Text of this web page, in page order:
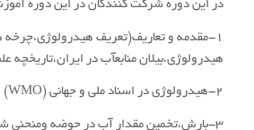
در این دوره شرکت کنندگان در این دوره
1-مقدمه و تعاریف(تعریف هیدرولوژی،چرخه
هیدرولوژی،بیلان منابعآب در ایران،تاریخچه
2-هیدرولوژی در اسناد ملی و جهانی (WMO)
3-بارش،تخمین مقدار آب در حوضه